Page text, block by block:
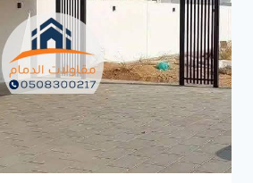
المظلات
معايير
الجودة